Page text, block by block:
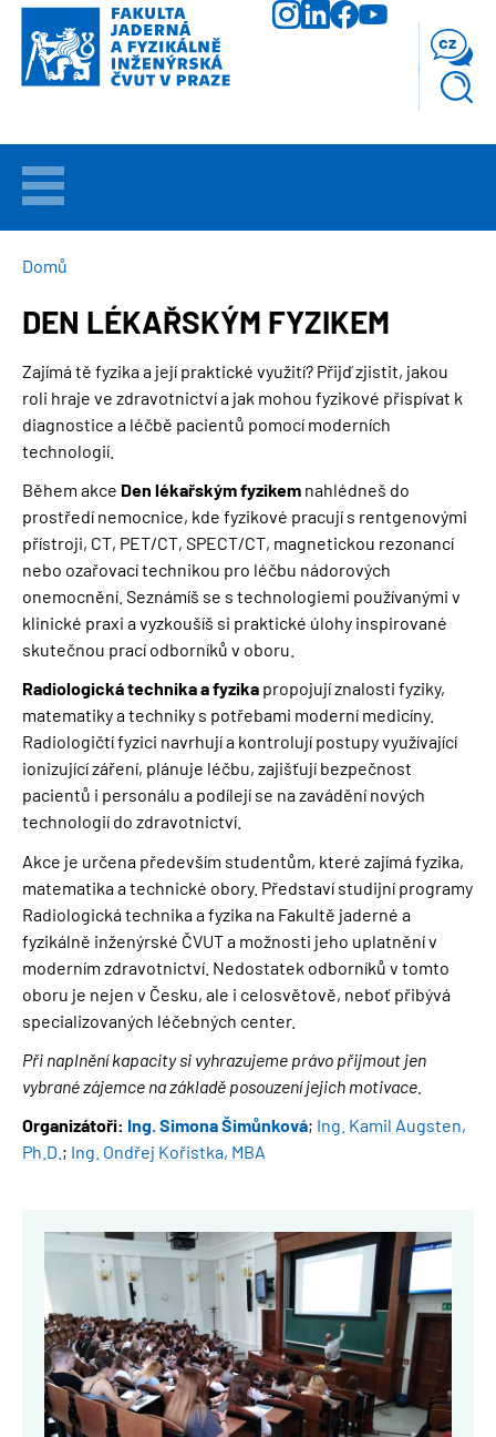
Přejít
hlavnímu
obsahu
VÍTEJTE
UCHAZEČI
STUDIUM
VĚDA
A
VÝZKUM
FAKULTA
cz
DROBEČKOVÁ
NAVIGACE
Domů
DEN LÉKAŘSKÝM FYZIKEM
Zajímá tě fyzika a její praktické využití? Přijď zjistit, jakou
roli hraje ve zdravotnictví a jak mohou fyzikové přispívat k
diagnostice a léčbě pacientů pomocí moderních
technologií.
Během akce Den lékařským fyzikem nahlédneš do
prostředí nemocnice, kde fyzikové pracují s rentgenovými
přístroji, CT, PET/CT, SPECT/CT, magnetickou rezonancí
nebo ozařovací technikou pro léčbu nádorových
onemocnění. Seznámíš se s technologiemi používanými v
klinické praxi a vyzkoušíš si praktické úlohy inspirované
skutečnou prací odborníků v oboru.
Radiologická technika a fyzika propojují znalosti fyziky,
matematiky a techniky s potřebami moderní medicíny.
Radiologičtí fyzici navrhují a kontrolují postupy využívající
ionizující záření, plánuje léčbu, zajišťují bezpečnost
pacientů i personálu a podílejí se na zavádění nových
technologií do zdravotnictví.
Akce je určena především studentům, které zajímá fyzika,
matematika a technické obory. Představí studijní programy
Radiologická technika a fyzika na Fakultě jaderné a
fyzikálně inženýrské ČVUT a možnosti jeho uplatnění v
moderním zdravotnictví. Nedostatek odborníků v tomto
oboru je nejen v Česku, ale i celosvětově, neboť přibývá
specializovaných léčebných center.
Při naplnění kapacity si vyhrazujeme právo přijmout jen
vybrané zájemce na základě posouzení jejich motivace.
Organizátoři: Ing. Simona Šimůnková; Ing. Kamil Augsten,
Ph.D. ; Ing. Ondřej Kořistka, MBA
Obrázek